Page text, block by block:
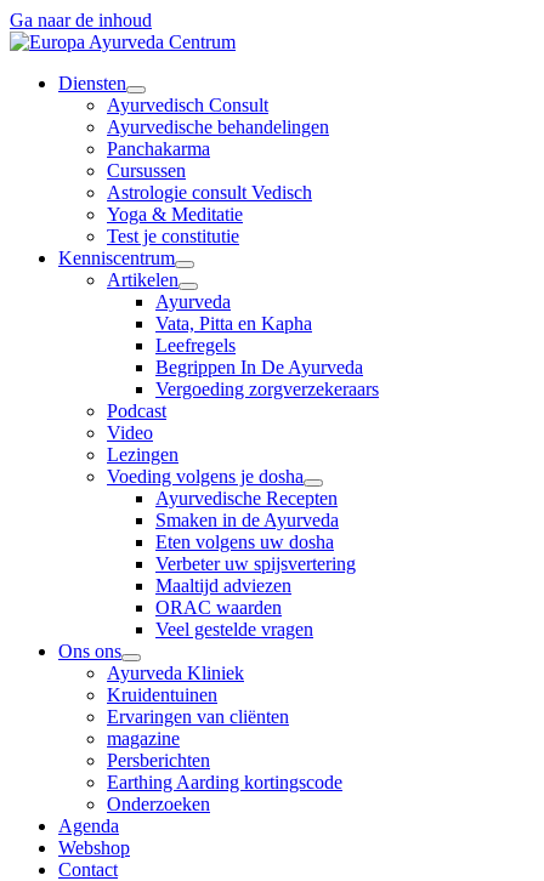
Ga naar de inhoud
Diensten
Ayurvedisch Consult
Ayurvedische behandelingen
Panchakarma
Cursussen
Astrologie consult Vedisch
Yoga & Meditatie
Test je constitutie
Kenniscentrum
Artikelen
Ayurveda
Vata, Pitta en Kapha
Leefregels
Begrippen In De Ayurveda
Vergoeding zorgverzekeraars
Podcast
Video
Lezingen
Voeding volgens je dosha
Ayurvedische Recepten
Smaken in de Ayurveda
Eten volgens uw dosha
Verbeter uw spijsvertering
Maaltijd adviezen
ORAC waarden
Veel gestelde vragen
Ons ons
Ayurveda Kliniek
Kruidentuinen
Ervaringen van cliënten
magazine
Persberichten
Earthing Aarding kortingscode
Onderzoeken
Agenda
Webshop
Contact